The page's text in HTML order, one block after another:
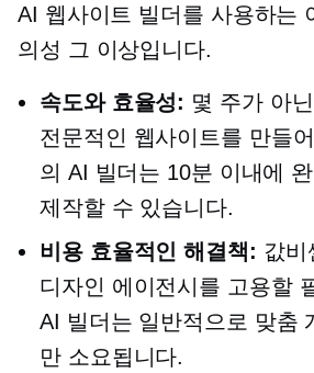
AI 웹사이트 빌더를 사용하는
의성 그 이상입니다.
속도와 효율성: 몇 주가 아
전문적인 웹사이트를 만들
의 AI 빌더는 10분 이내에
제작할 수 있습니다.
비용 효율적인 해결책: 값비
디자인 에이전시를 고용할
AI 빌더는 일반적으로 맞춤
만 소요됩니다.